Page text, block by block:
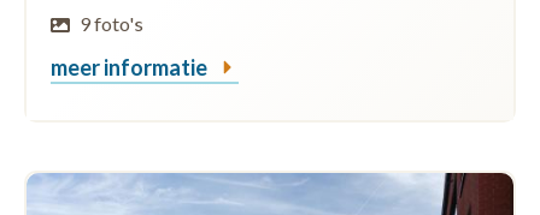
9 foto's
meer informatie